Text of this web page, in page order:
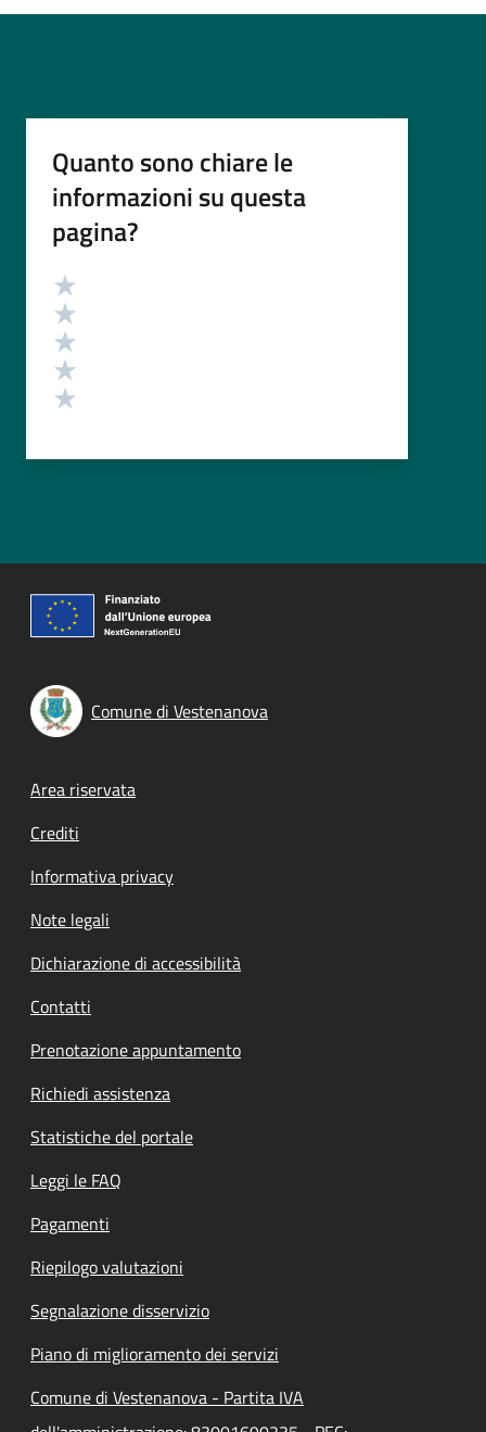
Quanto sono chiare le
informazioni su questa
pagina?
Valutazione
Comune di Vestenanova
Footer menu
Area riservata
Crediti
Informativa privacy
Note legali
Dichiarazione di accessibilità
Contatti
Prenotazione appuntamento
Richiedi assistenza
Statistiche del portale
Leggi le FAQ
Pagamenti
Riepilogo valutazioni
Segnalazione disservizio
Piano di miglioramento dei servizi
Comune di Vestenanova - Partita IVA